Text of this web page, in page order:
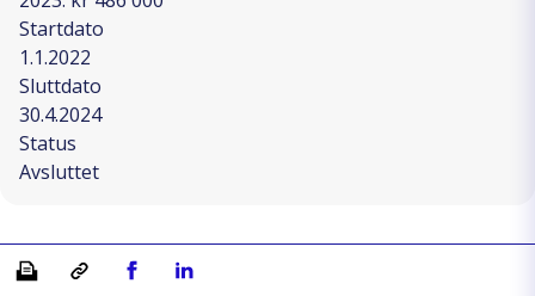
Startdato
1.1.2022
Sluttdato
30.4.2024
Status
Avsluttet
Skriv ut Kopiera länkDel på Facebook
Del på Linkedin